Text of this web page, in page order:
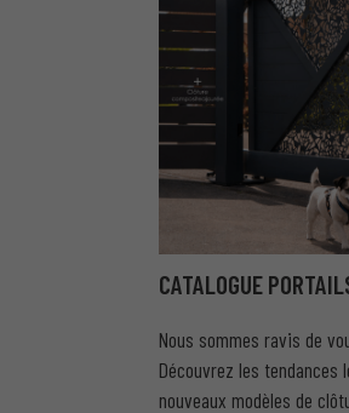
CATALOGUE
Nous sommes ravis de
Découvrez les
nouveaux modèles de